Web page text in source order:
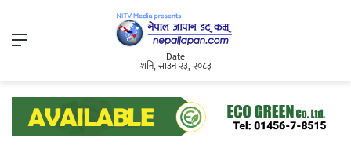
Menu
Date
शनि, साउन २३, २०८३